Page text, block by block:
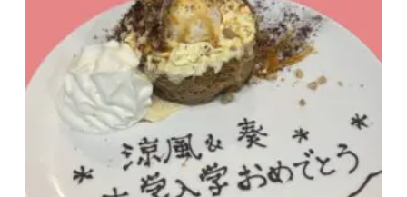
ランチやディナー、カフェで、バースデーや...